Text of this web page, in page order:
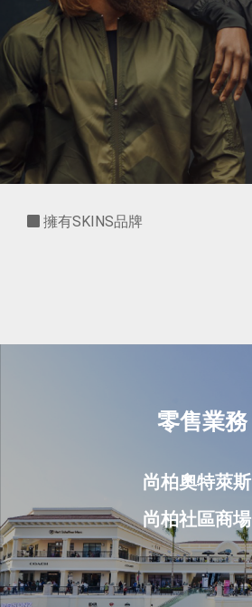
擁有SKINS品牌
零售業務
尚柏奧特萊斯
尚柏社區商場